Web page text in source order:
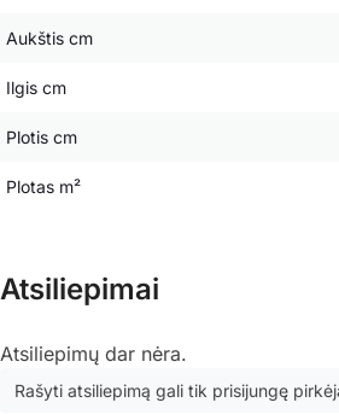
Aukštis cm
Ilgis cm
Plotis cm
Plotas m²
Atsiliepimai
Atsiliepimų dar nėra.
Rašyti atsiliepimą gali tik prisijungę